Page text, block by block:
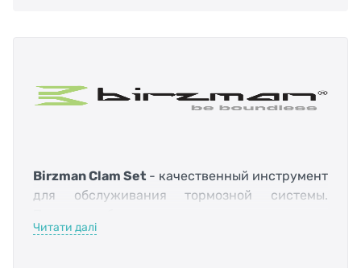
Birzman Clam Set - качественный инструмент
для обслуживания тормозной системы.
между ротором и колодкой с обеих сторон во
Читати далі